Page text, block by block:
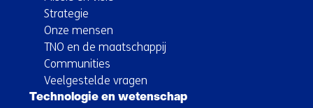
Strategie
Onze mensen
TNO en de maatschappij
Communities
Veelgestelde vragen
Technologie en wetenschap